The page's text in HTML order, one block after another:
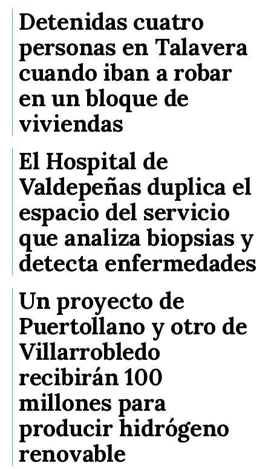
Detenidas cuatro
personas en Talavera
cuando iban a robar
en un bloque de
viviendas
El Hospital de
Valdepeñas duplica el
espacio del servicio
que analiza biopsias y
detecta enfermedades
Un proyecto de
Puertollano y otro de
Villarrobledo
recibirán 100
millones para
producir hidrógeno
renovable